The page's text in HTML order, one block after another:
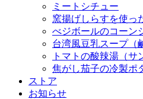
ミートシチュー
窯揚げしらすを使っ
べジボールのコーン
台湾風豆乳スープ（
トマトの酸辣湯（サ
焦がし茄子の冷製ポ
ストア
お知らせ